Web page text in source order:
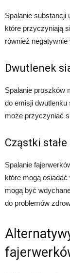
Spalanie substancji
które przyczyniają
również negatywnie
Dwutlenek
Spalanie proszków
do emisji
może przyczyniać
Cząstki stałe
Spalanie
które mogą
mogą być
do problemów